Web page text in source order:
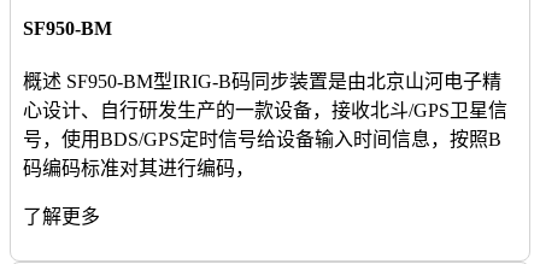
SF950-BM
概述 SF950-BM型IRIG-B码同步装置是由北京山河电子精
心设计、自行研发生产的一款设备，接收北斗/GPS卫星信
号，使用BDS/GPS定时信号给设备输入时间信息，按照B
码编码标准对其进行编码，
了解更多